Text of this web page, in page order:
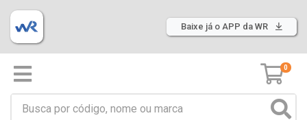
Baixe já o APP da WR
0